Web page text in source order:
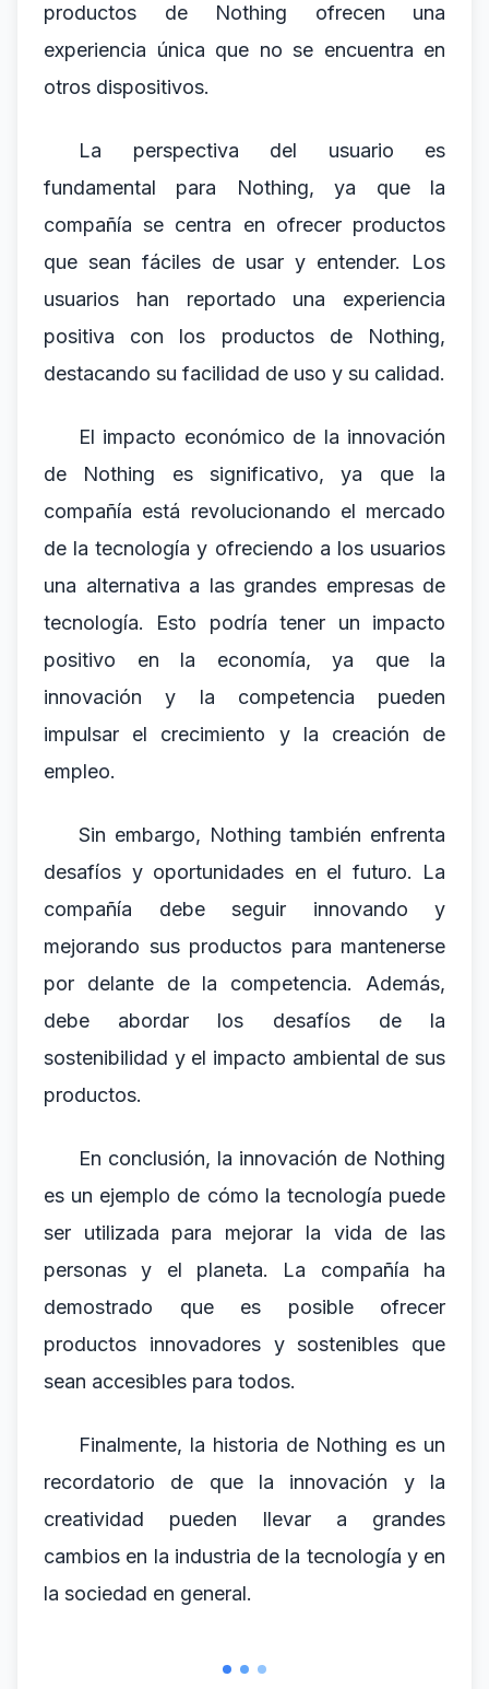
productos de Nothing ofrecen una
experiencia única que no se encuentra en
otros dispositivos.
La perspectiva del usuario es
fundamental para Nothing, ya que la
compañía se centra en ofrecer productos
que sean fáciles de usar y entender. Los
usuarios han reportado una experiencia
positiva con los productos de Nothing,
destacando su facilidad de uso y su calidad.
El impacto económico de la innovación
de Nothing es significativo, ya que la
compañía está revolucionando el mercado
de la tecnología y ofreciendo a los usuarios
una alternativa a las grandes empresas de
tecnología. Esto podría tener un impacto
positivo en la economía, ya que la
innovación y la competencia pueden
impulsar el crecimiento y la creación de
empleo.
Sin embargo, Nothing también enfrenta
desafíos y oportunidades en el futuro. La
compañía debe seguir innovando y
mejorando sus productos para mantenerse
por delante de la competencia. Además,
debe abordar los desafíos de la
sostenibilidad y el impacto ambiental de sus
productos.
En conclusión, la innovación de Nothing
es un ejemplo de cómo la tecnología puede
ser utilizada para mejorar la vida de las
personas y el planeta. La compañía ha
demostrado que es posible ofrecer
productos innovadores y sostenibles que
sean accesibles para todos.
Finalmente, la historia de Nothing es un
recordatorio de que la innovación y la
creatividad pueden llevar a grandes
cambios en la industria de la tecnología y en
la sociedad en general.